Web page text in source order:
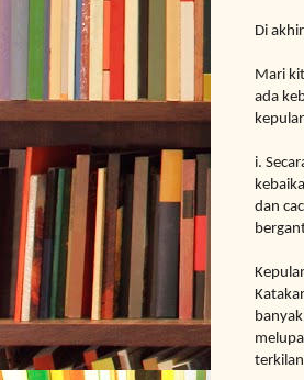
Di
Mari
ada
i.
dan